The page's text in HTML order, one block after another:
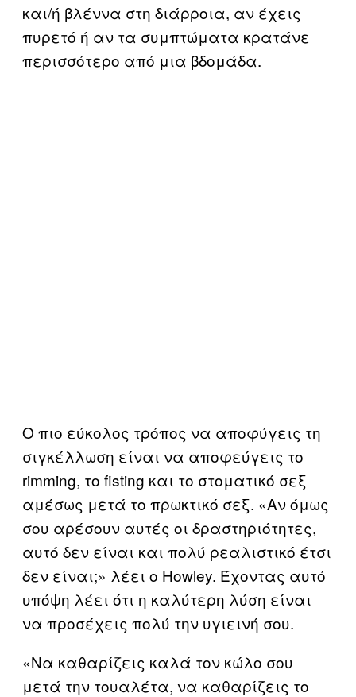
και/ή βλέννα στη διάρροια, αν έχεις
πυρετό ή αν τα συμπτώματα κρατάνε
περισσότερο από μια βδομάδα.
Ο πιο εύκολος τρόπος να αποφύγεις τη
σιγκέλλωση είναι να αποφεύγεις το
rimming, το fisting και το στοματικό σεξ
αμέσως μετά το πρωκτικό σεξ. «Αν όμως
σου αρέσουν αυτές οι δραστηριότητες,
αυτό δεν είναι και πολύ ρεαλιστικό έτσι
δεν είναι;» λέει ο Howley. Έχοντας αυτό
υπόψη λέει ότι η καλύτερη λύση είναι
να προσέχεις πολύ την υγιεινή σου.
«Να καθαρίζεις καλά τον κώλο σου
μετά την τουαλέτα, να καθαρίζεις το